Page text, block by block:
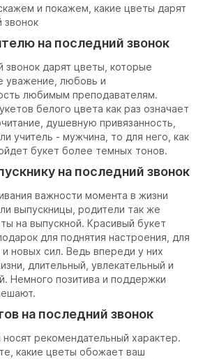
и покажем, какие цветы дарят
звонок
на последний звонок
звонок дарят цветы, которые
уважение, любовь и
любимым преподавателям.
белого цвета как раз означает
душевную привязанность,
учитель - мужчина, то для него, как
букет более темных тонов.
на последний звонок
важности момента в жизни
выпускницы, родители так же
на выпускной. Красивый букет
для поднятия настроения, для
новых сил. Ведь впереди у них
длительный, увлекательный и
Немного позитива и поддержки
на последний звонок
рекомендательный характер.
какие цветы обожает ваш